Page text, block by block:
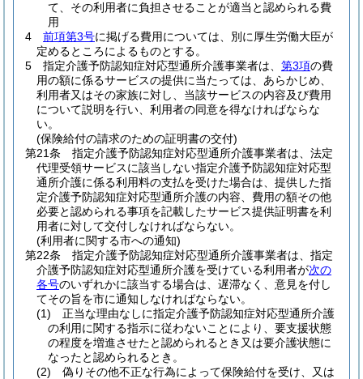
て、その利用者に負担させることが適当と認められる費
用
4
前項第3号に掲げる費用については、別に厚生労働大臣が
定めるところによるものとする。
5
指定介護予防認知症対応型通所介護事業者は、 第3項の費
用の額に係るサービスの提供に当たっては、あらかじめ、
利用者又はその家族に対し、当該サービスの内容及び費用
について説明を行い、利用者の同意を得なければならな
い。
(保険給付の請求のための証明書の交付)
第21条
指定介護予防認知症対応型通所介護事業者は、法定
代理受領サービスに該当しない指定介護予防認知症対応型
通所介護に係る利用料の支払を受けた場合は、提供した指
定介護予防認知症対応型通所介護の内容、費用の額その他
必要と認められる事項を記載したサービス提供証明書を利
用者に対して交付しなければならない。
(利用者に関する市への通知)
第22条
指定介護予防認知症対応型通所介護事業者は、指定
介護予防認知症対応型通所介護を受けている利用者が次の
各号のいずれかに該当する場合は、遅滞なく、意見を付し
てその旨を市に通知しなければならない。
(1)
正当な理由なしに指定介護予防認知症対応型通所介護
の利用に関する指示に従わないことにより、要支援状態
の程度を増進させたと認められるとき又は要介護状態に
なったと認められるとき。
(2)
偽りその他不正な行為によって保険給付を受け、又は